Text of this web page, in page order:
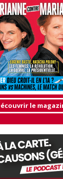
le